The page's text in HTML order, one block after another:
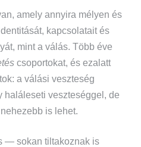
amely annyira mélyen és
kapcsolatait és
mint a válás. Több éve
csoportokat, és ezalatt
a válási veszteség
haláleseti veszteséggel, de
is lehet.
— sokan tiltakoznak is